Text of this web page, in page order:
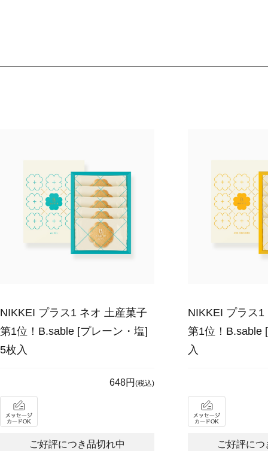
NIKKEI プラス1 ネオ 土産菓子
第1位！B.sable [プレーン・塩]
5枚入
648円 (税込)
ご好評につき品切れ中
NIKKEI プラス
第1位！B.sable
入
ご好評に